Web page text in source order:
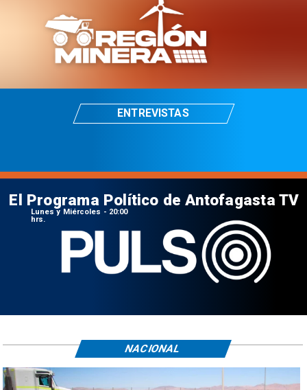
ENTREVISTAS
El Programa Político de Antofagasta TV
Lunes y Miércoles - 20:00
hrs.
NACIONAL